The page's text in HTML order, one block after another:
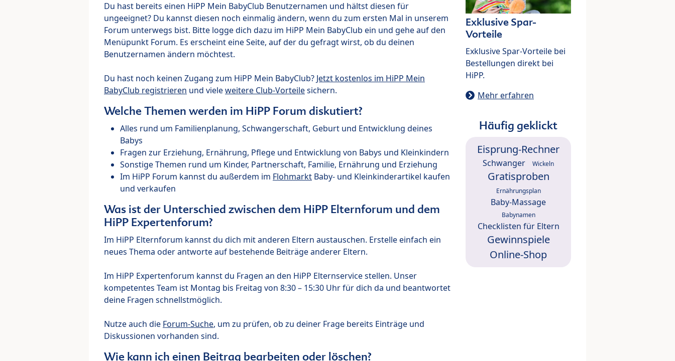
Du hast bereits einen HiPP Mein BabyClub Benutzernamen und hältst diesen für
ungeeignet? Du kannst diesen noch einmalig ändern, wenn du zum ersten Mal in unserem
Forum unterwegs bist. Bitte logge dich dazu im HiPP Mein BabyClub ein und gehe auf den
Menüpunkt Forum. Es erscheint eine Seite, auf der du gefragt wirst, ob du deinen
Benutzernamen ändern möchtest.
Du hast noch keinen Zugang zum HiPP Mein BabyClub? Jetzt kostenlos im HiPP Mein
BabyClub registrieren und vieleweitere Club-Vorteilesichern.
Welche Themen werden im HiPP Forum diskutiert?
Alles rund um Familienplanung, Schwangerschaft, Geburt und Entwicklung deines
Babys
Fragen zur Erziehung, Ernährung, Pflege und Entwicklung von Babys und Kleinkindern
Sonstige Themen rund um Kinder, Partnerschaft, Familie, Ernährung und Erziehung
Im HiPP Forum kannst du außerdem im Flohmarkt Baby- und Kleinkinderartikel kaufen
und verkaufen
Was ist der Unterschied zwischen dem HiPP Elternforum und dem
HiPP Expertenforum?
Im HiPP Elternforum kannst du dich mit anderen Eltern austauschen. Erstelle einfach ein
neues Thema oder antworte auf bestehende Beiträge anderer Eltern.
Im HiPP Expertenforum kannst du Fragen an den HiPP Elternservice stellen. Unser
kompetentes Team ist Montag bis Freitag von 8:30 – 15:30 Uhr für dich da und beantwortet
deine Fragen schnellstmöglich.
Nutze auch die Forum-Suche, um zu prüfen, ob zu deiner Frage bereits Einträge und
Diskussionen vorhanden sind.
Wie kann ich einen Beitrag bearbeiten oder löschen?
Exklusive Spar-
Vorteile
Exklusive Spar-Vorteile bei
Bestellungen direkt bei
HiPP.
Mehr erfahren
Häufig geklickt
Eisprung-Rechner
Schwanger Wickeln
Gratisproben
Ernährungsplan
Baby-Massage
Babynamen
Checklisten für Eltern
Gewinnspiele
Online-Shop